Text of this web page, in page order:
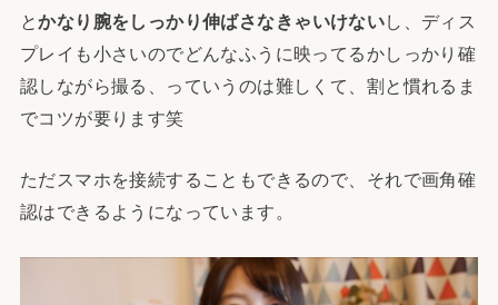
とかなり腕をしっかり伸ばさなきゃいけないし、ディス
プレイも小さいのでどんなふうに映ってるかしっかり確
認しながら撮る、っていうのは難しくて、割と慣れるま
でコツが要ります笑
ただスマホを接続することもできるので、それで画角確
認はできるようになっています。